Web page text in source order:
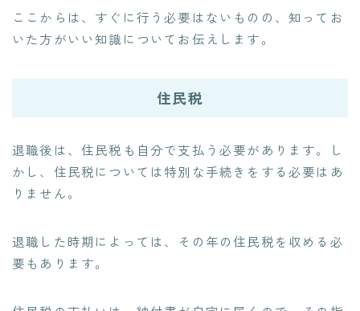
ここからは、すぐに行う必要はないものの、知ってお
いた方がいい知識についてお伝えします。
住民税
退職後は、住民税も自分で支払う必要があります。し
かし、住民税については特別な手続きをする必要はあ
りません。
退職した時期によっては、その年の住民税を収める必
要もあります。